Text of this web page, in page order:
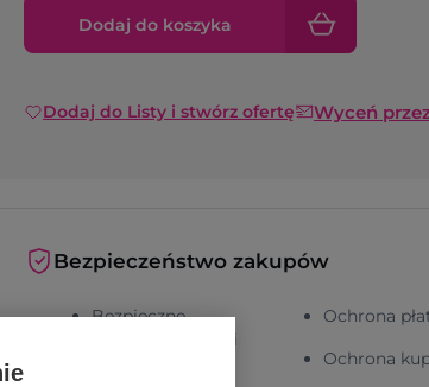
Dodaj do koszyka
Dodaj do Listy i stwórz ofertę Wyceń
Bezpieczeństwo zakupów
Bezpieczne
metody płatności
Ochrona
Ochrona